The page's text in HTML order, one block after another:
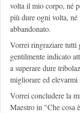
volta il mio corpo, né
più dure ogni volta, né
abbandonato.
Vorrei ringraziare tutti
gentilmente indicato
a superare dure
migliorare ed elevarmi
Vorrei concludere la
Maestro in "Che cosa